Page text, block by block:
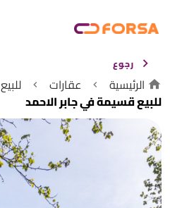
رجوع
الرئيسية عقارات للبيع
للبيع قسيمة في جابر الاحمد